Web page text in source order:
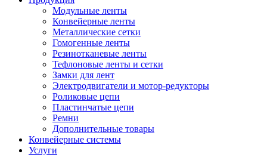
Модульные ленты
Конвейерные ленты
Металлические сетки
Гомогенные ленты
Резинотканевые ленты
Тефлоновые ленты и сетки
Замки для лент
Электродвигатели и мотор-редукторы
Роликовые цепи
Пластинчатые цепи
Ремни
Дополнительные товары
Конвейерные системы
Услуги